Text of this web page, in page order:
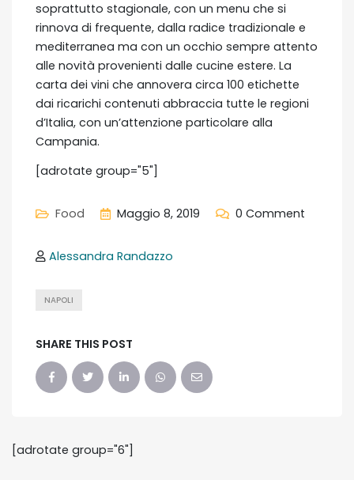
soprattutto stagionale, con un menu che si
rinnova di frequente, dalla radice tradizionale e
mediterranea ma con un occhio sempre attento
alle novità provenienti dalle cucine estere. La
carta dei vini che annovera circa 100 etichette
dai ricarichi contenuti abbraccia tutte le regioni
d’Italia, con un’attenzione particolare alla
Campania.
[adrotate group="5"]
Food Maggio 8, 2019 0 Comment
Alessandra Randazzo
NAPOLI
SHARE THIS POST
[adrotate group="6"]